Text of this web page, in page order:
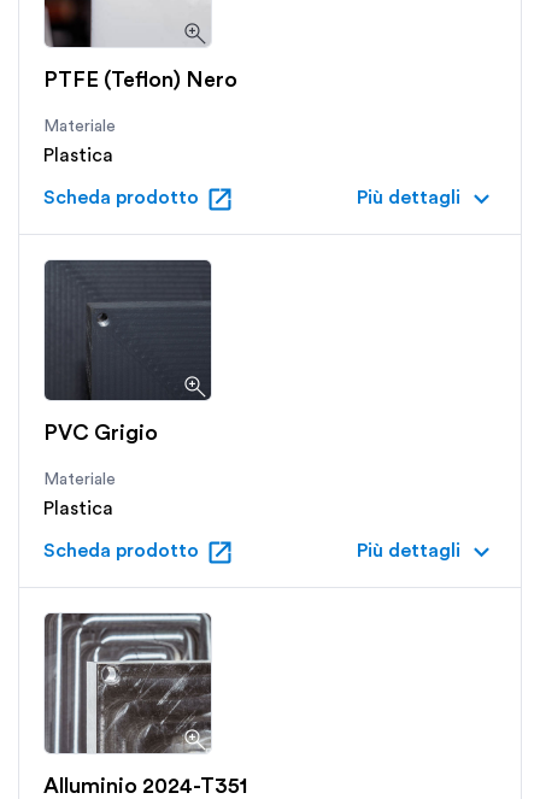
PTFE (Teflon) Nero
Materiale
Plastica
Scheda prodotto open_in_new Più dettagli keyboard_arrow_down
PVC Grigio
Materiale
Plastica
Scheda prodotto open_in_new Più dettagli keyboard_arrow_down
Alluminio 2024-T351